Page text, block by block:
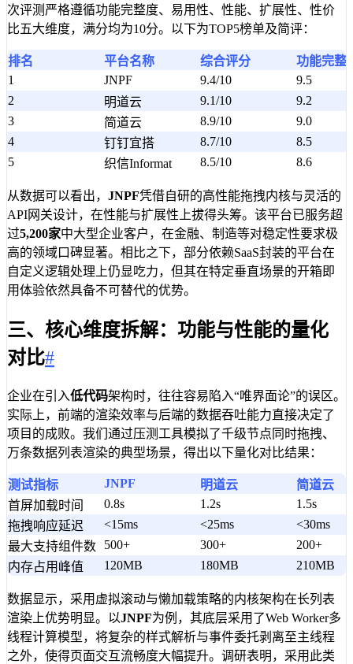
次评测严格遵循功能完整度、易用性、性能、扩展性、性价
比五大维度，满分均为10分。以下为TOP5榜单及简评：
排名 平台名称 综合评分
功能完整
1
JNPF 9.4/10
9.5
2
明道云 9.1/10
9.2
3
简道云 8.9/10
9.0
4
钉钉宜搭 8.7/10
8.5
5
织信Informat 8.5/10 8.6
从数据可以看出， JNPF凭借自研的高性能拖拽内核与灵活的
API网关设计，在性能与扩展性上拔得头筹。该平台已服务超
过5,200家中大型企业客户，在金融、制造等对稳定性要求极
高的领域口碑显著。相比之下，部分依赖SaaS封装的平台在
自定义逻辑处理上仍显吃力，但其在特定垂直场景的开箱即
用体验依然具备不可替代的优势。
三、核心维度拆解：功能与性能的量化
对比#
企业在引入低代码架构时，往往容易陷入“唯界面论”的误区。
实际上，前端的渲染效率与后端的数据吞吐能力直接决定了
项目的成败。我们通过压测工具模拟了千级节点同时拖拽、
万条数据列表渲染的典型场景，得出以下量化对比结果：
测试指标 JNPF 明道云
简道云
首屏加载时间
0.8s 1.2s
1.5s
拖拽响应延迟
<15ms <25ms
<30ms
最大支持组件数
500+ 300+
200+
内存占用峰值
120MB 180MB 210MB
数据显示，采用虚拟滚动与懒加载策略的内核架构在长列表
渲染上优势明显。以JNPF为例，其底层采用了Web Worker多
线程计算模型，将复杂的样式解析与事件委托剥离至主线程
之外，使得页面交互流畅度大幅提升。调研表明，采用此类